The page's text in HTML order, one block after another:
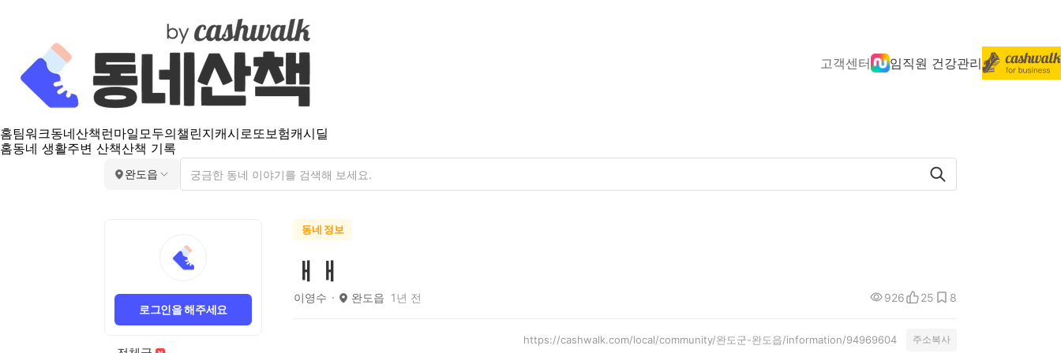
고객센터 임직원 건강관리
홈팀워크동네산책 런마일모두의챌린지캐시로또보험캐시딜
홈동네 생활주변 산책산책 기록
완도읍
로그인을 해주세요
동네 정보
ㅐㅐ
이영수 완도읍 1년 전 926 25 8
https://cashwalk.com/local/community/완도군-완도읍/information/94969604 주소복사